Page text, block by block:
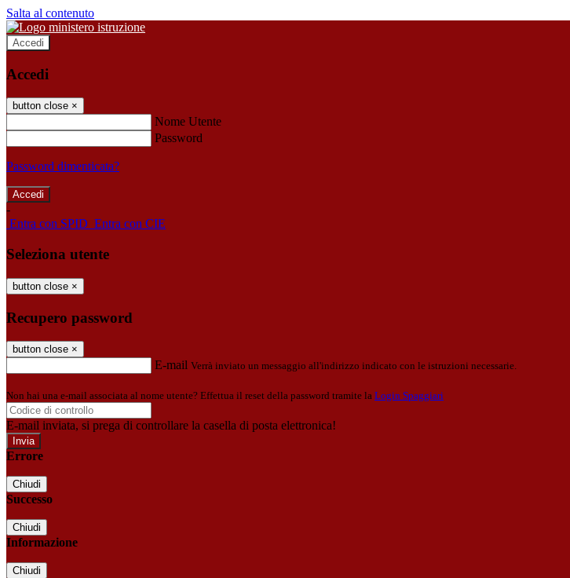
Salta al contenuto
Accedi
Accedi
button close ×
Nome Utente
Password
Password dimenticata?
-
Entra con SPID Entra con CIE
Seleziona utente
button close ×
Recupero password
button close ×
E-mail Verrà inviato un messaggio all'indirizzo indicato con le istruzioni necessarie.
Non hai una e-mail associata al nome utente? Effettua il reset della password tramite la Login Spaggiari
E-mail inviata, si prega di controllare la casella di posta elettronica!
Errore
Chiudi
Successo
Chiudi
Informazione
Chiudi